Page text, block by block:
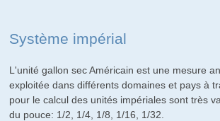
Système impérial
L'unité gallon sec Américain est une mesure
exploitée dans différents domaines et pays à
pour le calcul des unités impériales sont très
du pouce: 1/2, 1/4, 1/8, 1/16, 1/32.